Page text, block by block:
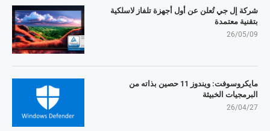
شركة إل جي تُعلن عن أول أجهزة تلفاز لاسلكية
بتقنية معتمدة
26/05/09
مايكروسوفت: ويندوز 11 حصين بذاته من
البرمجيات الخبيثة
26/04/27